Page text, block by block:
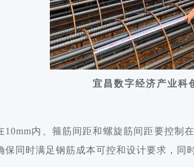
宜昌数字经济产业科
内、箍筋间距和螺旋筋间距要控制
同时满足钢筋成本可控和设计要求，同